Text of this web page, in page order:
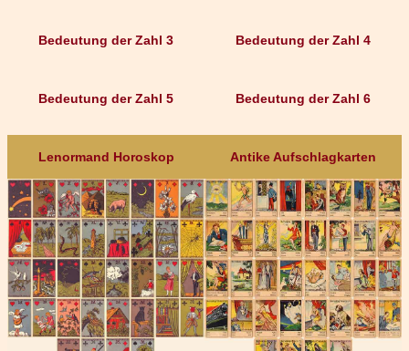
Bedeutung der Zahl 3
Bedeutung der Zahl 5
Bedeutung der Zahl 4
Bedeutung der Zahl 6
Lenormand Horoskop Antike Aufschlagkarten